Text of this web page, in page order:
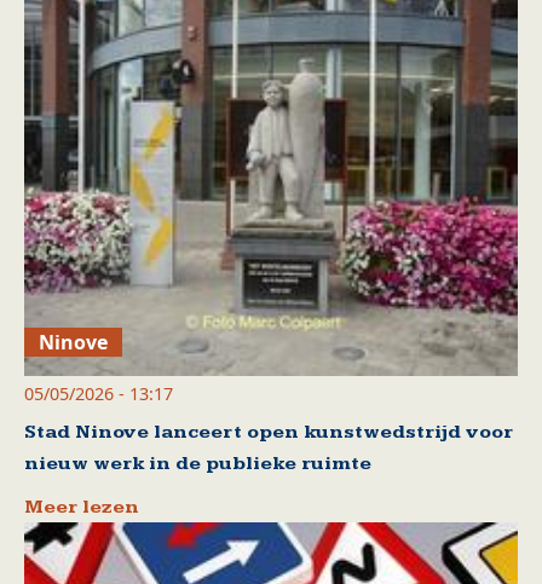
Ninove
05/05/2026 - 13:17
Stad Ninove lanceert open kunstwedstrijd voor
nieuw werk in de publieke ruimte
Meer lezen